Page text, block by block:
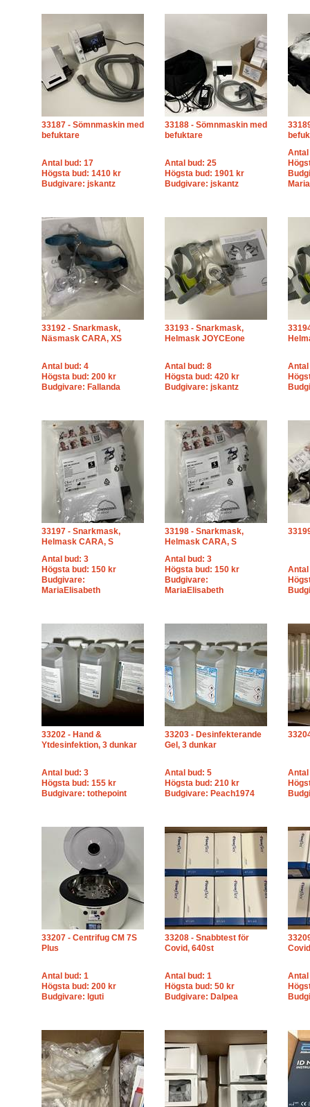
33187 - Sömnmaskin med
befuktare
Antal bud: 17
Högsta bud: 1410 kr
Budgivare: jskantz
33188 - Sömnmaskin med
befuktare
Antal bud: 25
Högsta bud: 1901 kr
Budgivare: jskantz
Antal
33192 - Snarkmask,
Näsmask CARA, XS
Antal bud: 4
Högsta bud: 200 kr
Budgivare: Fallanda
33193 - Snarkmask,
Helmask JOYCEone
Antal bud: 8
Högsta bud: 420 kr
Budgivare: jskantz
Antal
33197 - Snarkmask,
Helmask CARA, S
Antal bud: 3
Högsta bud: 150 kr
Budgivare:
MariaElisabeth
33198 - Snarkmask,
Helmask CARA, S
Antal bud: 3
Högsta bud: 150 kr
Budgivare:
MariaElisabeth
Antal
33202 - Hand &
Ytdesinfektion, 3 dunkar
Antal bud: 3
Högsta bud: 155 kr
Budgivare: tothepoint
33203 - Desinfekterande
Gel, 3 dunkar
Antal bud: 5
Högsta bud: 210 kr
Budgivare: Peach1974
Antal
33207 - Centrifug CM 7S
Plus
Antal bud: 1
Högsta bud: 200 kr
Budgivare: lguti
33208 - Snabbtest för
Covid, 640st
Antal bud: 1
Högsta bud: 50 kr
Budgivare: Dalpea
Antal